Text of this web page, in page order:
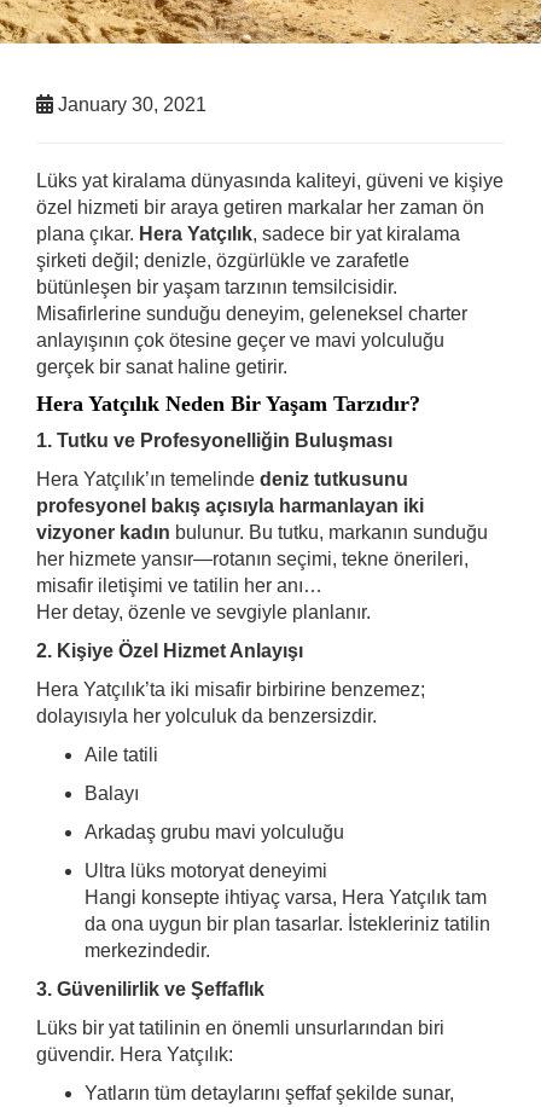
January 30, 2021
Hera
Yatçılık
Bir
Yaşam
Tarzı
–
Lüks,
Güven
ve
Kişiye
Özel
Hizmetin
Adı
Lüks yat kiralama dünyasında kaliteyi, güveni ve kişiye
özel hizmeti bir araya getiren markalar her zaman ön
plana çıkar. Hera Yatçılık, sadece bir yat kiralama
şirketi değil; denizle, özgürlükle ve zarafetle
bütünleşen bir yaşam tarzının temsilcisidir.
Misafirlerine sunduğu deneyim, geleneksel charter
anlayışının çok ötesine geçer ve mavi yolculuğu
gerçek bir sanat haline getirir.
Hera Yatçılık Neden Bir Yaşam Tarzıdır?
1. Tutku ve Profesyonelliğin Buluşması
Hera Yatçılık’ın temelinde deniz tutkusunu
profesyonel bakış açısıyla harmanlayan iki
vizyoner kadın bulunur. Bu tutku, markanın sunduğu
her hizmete yansır—rotanın seçimi, tekne önerileri,
misafir iletişimi ve tatilin her anı…
Her detay, özenle ve sevgiyle planlanır.
2. Kişiye Özel Hizmet Anlayışı
Hera Yatçılık’ta iki misafir birbirine benzemez;
dolayısıyla her yolculuk da benzersizdir.
Aile tatili
Balayı
Arkadaş grubu mavi yolculuğu
Ultra lüks motoryat deneyimi
Hangi konsepte ihtiyaç varsa, Hera Yatçılık tam
da ona uygun bir plan tasarlar. İstekleriniz tatilin
merkezindedir.
3. Güvenilirlik ve Şeffaflık
Lüks bir yat tatilinin en önemli unsurlarından biri
güvendir. Hera Yatçılık:
Yatların tüm detaylarını şeffaf şekilde sunar,